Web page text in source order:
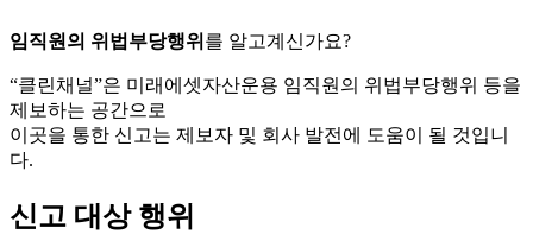
임직원의 위법부당행위 를 알고계신가요?
“클린채널”은 미래에셋자산운용 임직원의 위법부당행위 등을
제보하는 공간으로
이곳을 통한 신고는 제보자 및 회사 발전에 도움이 될 것입니
다.
신고 대상 행위